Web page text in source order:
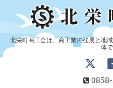
北栄町商工会は、商工業の発展と地
体で